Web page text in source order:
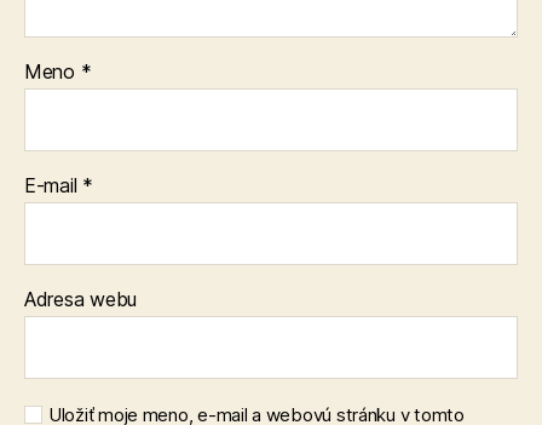
Meno *
E-mail *
Adresa webu
Uložiť moje meno, e-mail a webovú stránku v tomto